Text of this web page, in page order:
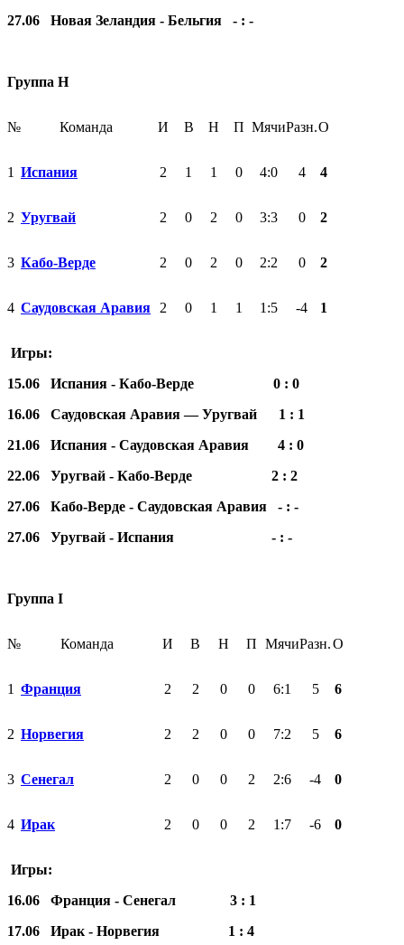
27.06 Новая Зеландия - Бельгия - : -
Группа H
№ Команда И В Н П МячиРазн.О
1 Испания 2 1 1 0 4:0 4 4
2 Уругвай 2 0 2 0 3:3 0 2
3 Кабо-Верде 2 0 2 0 2:2 0 2
4 Саудовская Аравия 2 0 1 1 1:5 -4 1
Игры:
15.06 Испания - Кабо-Верде 0 : 0
16.06 Саудовская Аравия — Уругвай 1 : 1
21.06 Испания - Саудовская Аравия 4 : 0
22.06 Уругвай - Кабо-Верде 2 : 2
27.06 Кабо-Верде - Саудовская Аравия - : -
27.06 Уругвай - Испания - : -
Группа I
№ Команда И В Н П МячиРазн.О
1 Франция 2 2 0 0 6:1 5 6
2 Норвегия 2 2 0 0 7:2 5 6
3 Сенегал 2 0 0 2 2:6 -4 0
4 Ирак 2 0 0 2 1:7 -6 0
Игры:
16.06 Франция - Сенегал 3 : 1
17.06 Ирак - Норвегия 1 : 4